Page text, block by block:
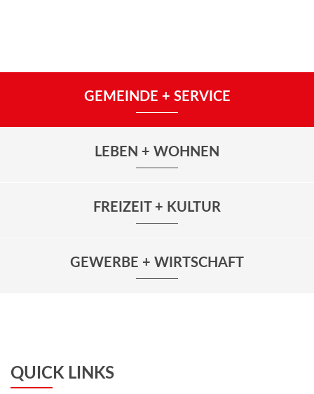
GEMEINDE + SERVICE
LEBEN + WOHNEN
FREIZEIT + KULTUR
GEWERBE + WIRTSCHAFT
QUICK LINKS